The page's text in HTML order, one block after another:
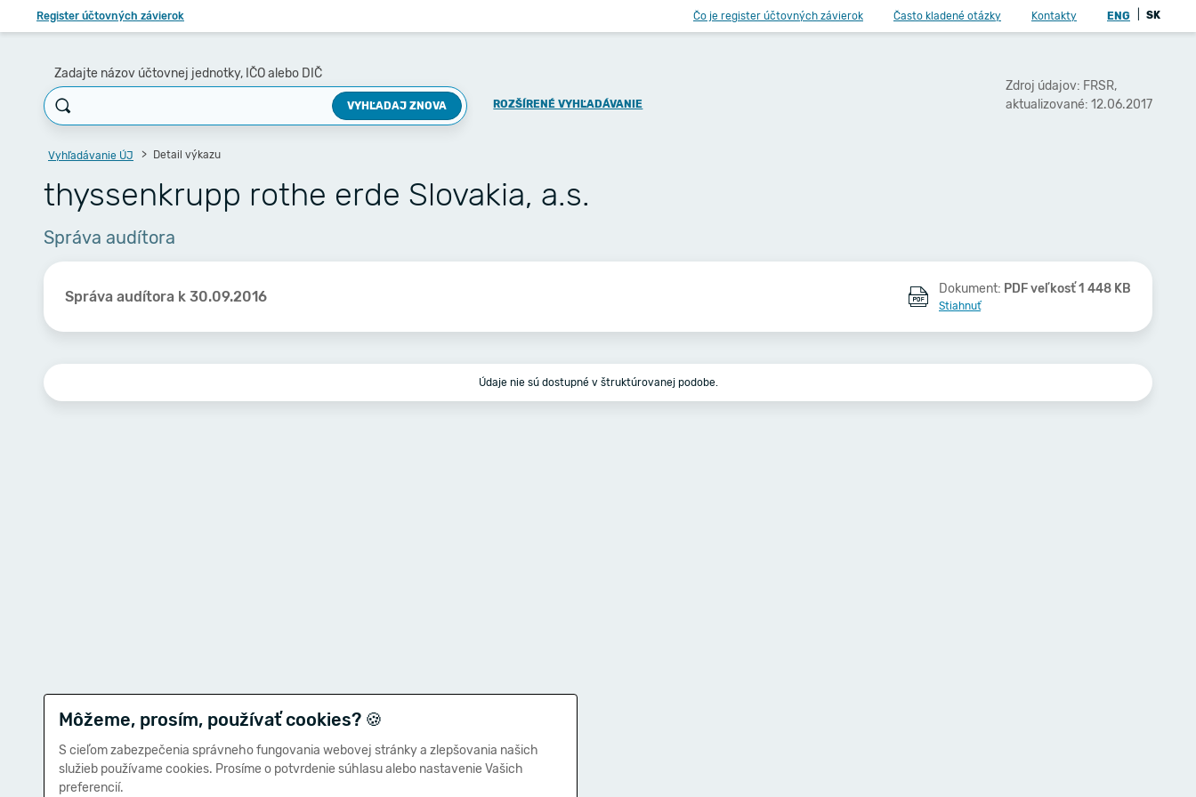
Register účtovných závierok Čo je register účtovných závierok Často kladené otázky Kontakty ENG SK
Zadajte názov účtovnej jednotky, IČO alebo DIČ
VYHĽADAJ ZNOVA ROZŠÍRENÉ VYHĽADÁVANIE
Zdroj údajov: FRSR,
aktualizované: 12.06.2017
Vyhľadávanie ÚJ Detail výkazu
thyssenkrupp rothe erde Slovakia, a.s.
Správa audítora
Správa audítora k 30.09.2016 Dokument: PDF veľkosť 1 448 KB
Stiahnuť
Údaje nie sú dostupné v štruktúrovanej podobe.
Môžeme, prosím, používať cookies? 🍪
S cieľom zabezpečenia správneho fungovania webovej stránky a zlepšovania našich
služieb používame cookies. Prosíme o potvrdenie súhlasu alebo nastavenie Vašich
preferencií.